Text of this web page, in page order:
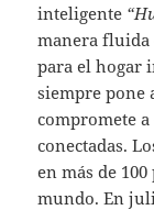
inteligente
manera fluida
para el hogar
siempre pone
compromete
conectadas.
en más de
mundo. En